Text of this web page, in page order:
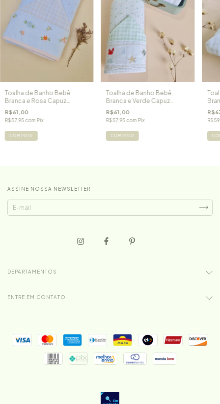
Toalha de Banho Bebê
Branca e Rosa Capuz
Bordado Jardim de Flores
R$61,00
R$57,95com Pix
COMPRAR
Toalha de Banho Bebê
Branca e Verde Capuz
Bordado Fundo do Mar
R$61,00
R$57,95com Pix
COMPRAR
ASSINE NOSSA NEWSLETTER
DEPARTAMENTOS
ENTRE EM CONTATO